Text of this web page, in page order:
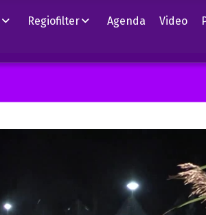
Regiofilter Agenda Video